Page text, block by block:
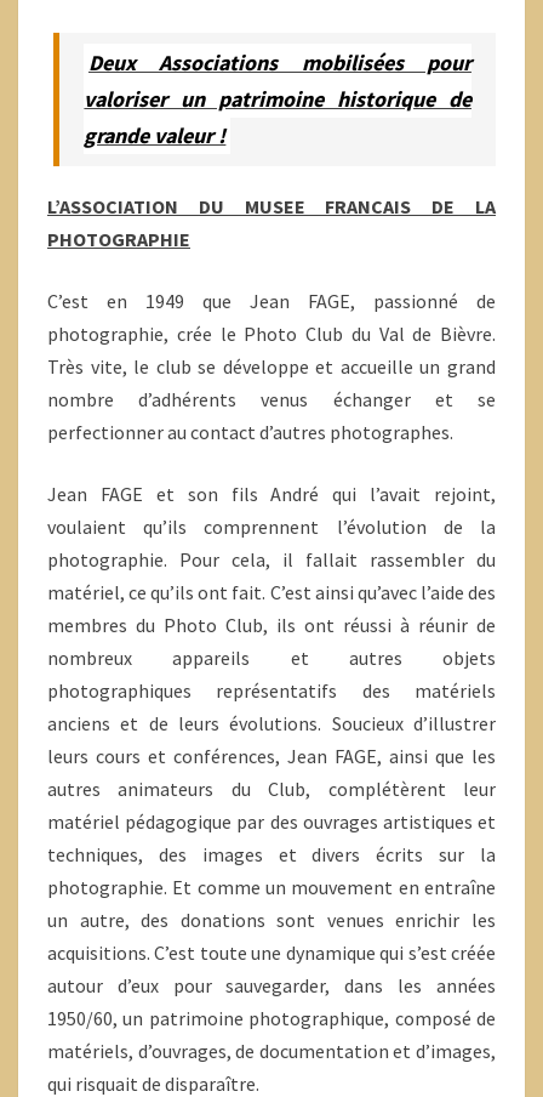
DE
BIÈVRES
Deux Associations mobilisées pour
valoriser un patrimoine historique de
grande valeur !
L’ASSOCIATION DU MUSEE FRANCAIS DE LA
PHOTOGRAPHIE
C’est en 1949 que Jean FAGE, passionné de
photographie, crée le Photo Club du Val de Bièvre.
Très vite, le club se développe et accueille un grand
nombre d’adhérents venus échanger et se
perfectionner au contact d’autres photographes.
Jean FAGE et son fils André qui l’avait rejoint,
voulaient qu’ils comprennent l’évolution de la
photographie. Pour cela, il fallait rassembler du
matériel, ce qu’ils ont fait. C’est ainsi qu’avec l’aide des
membres du Photo Club, ils ont réussi à réunir de
nombreux appareils et autres objets
photographiques représentatifs des matériels
anciens et de leurs évolutions. Soucieux d’illustrer
leurs cours et conférences, Jean FAGE, ainsi que les
autres animateurs du Club, complétèrent leur
matériel pédagogique par des ouvrages artistiques et
techniques, des images et divers écrits sur la
photographie. Et comme un mouvement en entraîne
un autre, des donations sont venues enrichir les
acquisitions. C’est toute une dynamique qui s’est créée
autour d’eux pour sauvegarder, dans les années
1950/60, un patrimoine photographique, composé de
matériels, d’ouvrages, de documentation et d’images,
qui risquait de disparaître.